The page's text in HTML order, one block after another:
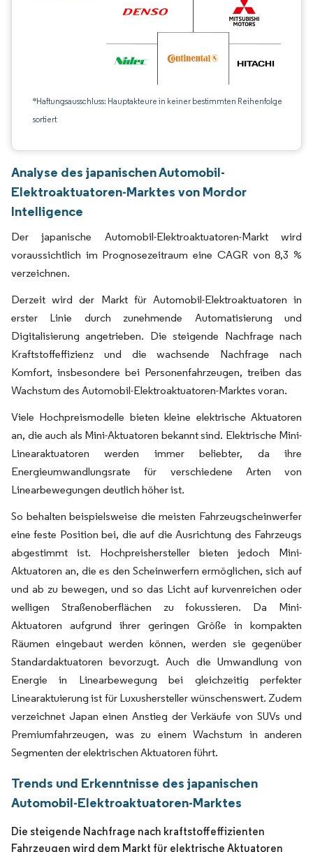
*Haftungsausschluss: Hauptakteure in keiner bestimmten Reihenfolge
sortiert
Analyse des japanischen Automobil-
Elektroaktuatoren-Marktes von Mordor
Intelligence
Der japanische Automobil-Elektroaktuatoren-Markt wird
voraussichtlich im Prognosezeitraum eine CAGR von 8,3 %
verzeichnen.
Derzeit wird der Markt für Automobil-Elektroaktuatoren in
erster Linie durch zunehmende Automatisierung und
Digitalisierung angetrieben. Die steigende Nachfrage nach
Kraftstoffeffizienz und die wachsende Nachfrage nach
Komfort, insbesondere bei Personenfahrzeugen, treiben das
Wachstum des Automobil-Elektroaktuatoren-Marktes voran.
Viele Hochpreismodelle bieten kleine elektrische Aktuatoren
an, die auch als Mini-Aktuatoren bekannt sind. Elektrische Mini-
Linearaktuatoren werden immer beliebter, da ihre
Energieumwandlungsrate für verschiedene Arten von
Linearbewegungen deutlich höher ist.
So behalten beispielsweise die meisten Fahrzeugscheinwerfer
eine feste Position bei, die auf die Ausrichtung des Fahrzeugs
abgestimmt ist. Hochpreishersteller bieten jedoch Mini-
Aktuatoren an, die es den Scheinwerfern ermöglichen, sich auf
und ab zu bewegen, und so das Licht auf kurvenreichen oder
welligen Straßenoberflächen zu fokussieren. Da Mini-
Aktuatoren aufgrund ihrer geringen Größe in kompakten
Räumen eingebaut werden können, werden sie gegenüber
Standardaktuatoren bevorzugt. Auch die Umwandlung von
Energie in Linearbewegung bei gleichzeitig perfekter
Linearaktuierung ist für Luxushersteller wünschenswert. Zudem
verzeichnet Japan einen Anstieg der Verkäufe von SUVs und
Premiumfahrzeugen, was zu einem Wachstum in anderen
Segmenten der elektrischen Aktuatoren führt.
Trends und Erkenntnisse des japanischen
Automobil-Elektroaktuatoren-Marktes
Die steigende Nachfrage nach kraftstoffeffizienten
Fahrzeugen wird dem Markt für elektrische Aktuatoren